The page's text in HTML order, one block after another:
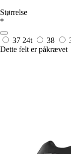
Størrelse
*
37 24t 38
Dette felt er påkrævet